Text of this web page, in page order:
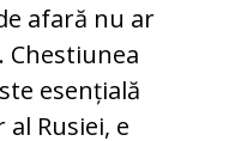
afară nu ar
Chestiunea
esențială
Rusiei, e